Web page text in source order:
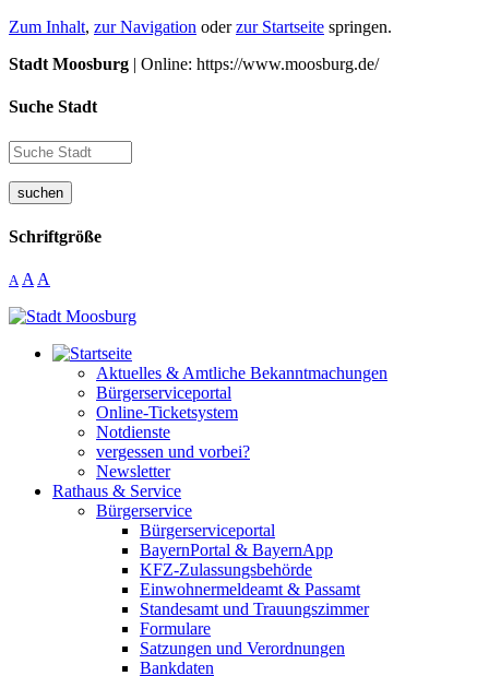
Zum Inhalt, zur Navigation oderzur Startseite springen.
Stadt Moosburg | Online: https://www.moosburg.de/
Suche Stadt
suchen
Schriftgröße
A A A
Aktuelles & Amtliche Bekanntmachungen
Bürgerserviceportal
Online-Ticketsystem
Notdienste
vergessen und vorbei?
Newsletter
Rathaus & Service
Bürgerservice
Bürgerserviceportal
BayernPortal & BayernApp
KFZ-Zulassungsbehörde
Einwohnermeldeamt & Passamt
Standesamt und Trauungszimmer
Formulare
Satzungen und Verordnungen
Bankdaten